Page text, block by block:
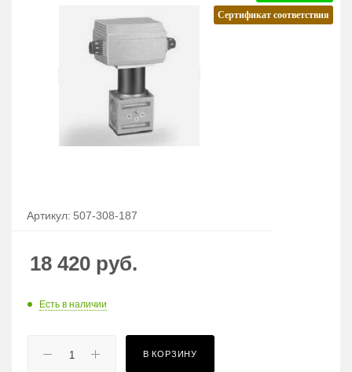
Сертификат соответствия
Артикул: 507-308-187
18 420 руб.
Есть в наличии
В КОРЗИНУ